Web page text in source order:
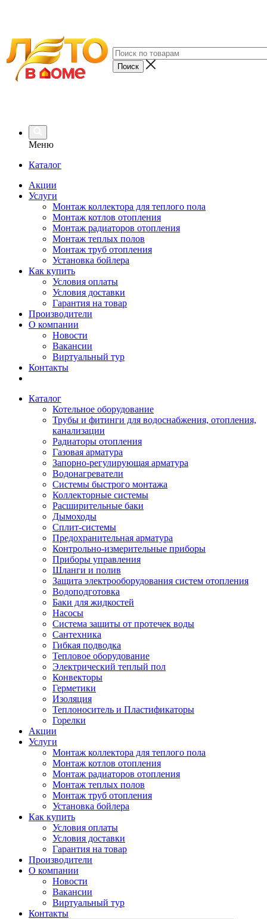
Меню
Каталог
Акции
Услуги
Монтаж коллектора для теплого пола
Монтаж котлов отопления
Монтаж радиаторов отопления
Монтаж теплых полов
Монтаж труб отопления
Установка бойлера
Как купить
Условия оплаты
Условия доставки
Гарантия на товар
Производители
О компании
Новости
Вакансии
Виртуальный тур
Контакты
Каталог
Котельное оборудование
Трубы и фитинги для водоснабжения, отопления,
канализации
Радиаторы отопления
Газовая арматура
Запорно-регулирующая арматура
Водонагреватели
Системы быстрого монтажа
Коллекторные системы
Расширительные баки
Дымоходы
Сплит-системы
Предохранительная арматура
Контрольно-измерительные приборы
Приборы управления
Шланги и полив
Защита электрооборудования систем отопления
Водоподготовка
Баки для жидкостей
Насосы
Система защиты от протечек воды
Сантехника
Гибкая подводка
Тепловое оборудование
Электрический теплый пол
Конвекторы
Герметики
Изоляция
Теплоноситель и Пластификаторы
Горелки
Акции
Услуги
Монтаж коллектора для теплого пола
Монтаж котлов отопления
Монтаж радиаторов отопления
Монтаж теплых полов
Монтаж труб отопления
Установка бойлера
Как купить
Условия оплаты
Условия доставки
Гарантия на товар
Производители
О компании
Новости
Вакансии
Виртуальный тур
Контакты